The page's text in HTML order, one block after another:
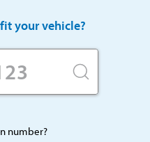
your vehicle?
number?